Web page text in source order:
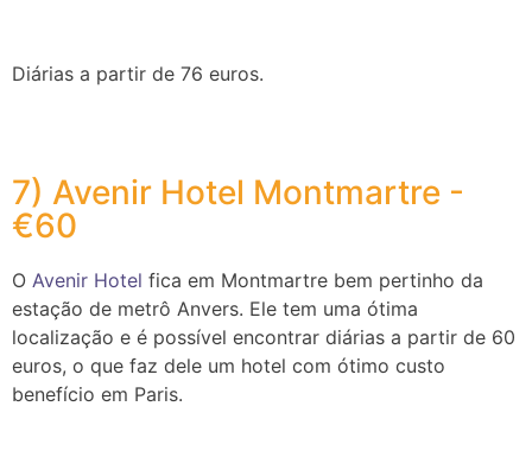
Diárias a partir de 76 euros.
7) Avenir Hotel Montmartre -
€60
O Avenir Hotel fica em Montmartre bem pertinho da
estação de metrô Anvers. Ele tem uma ótima
localização e é possível encontrar diárias a partir de 60
euros, o que faz dele um hotel com ótimo custo
benefício em Paris.